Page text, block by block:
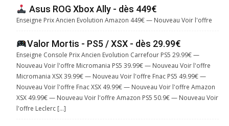
Asus ROG Xbox Ally - dès 449€
Enseigne Prix Ancien Evolution Amazon 449€ — Nouveau Voir l'offre
Valor Mortis - PS5 / XSX - dès 29.99€
Enseigne Console Prix Ancien Evolution Carrefour PS5 29.99€ —
Nouveau Voir l'offre Micromania PS5 39.99€ — Nouveau Voir l'offre
Micromania XSX 39.99€ — Nouveau Voir l'offre Fnac PS5 49.99€ —
Nouveau Voir l'offre Fnac XSX 49.99€ — Nouveau Voir l'offre Amazon
XSX 49.99€ — Nouveau Voir l'offre Amazon PS5 50.9€ — Nouveau Voir
l'offre Leclerc […]